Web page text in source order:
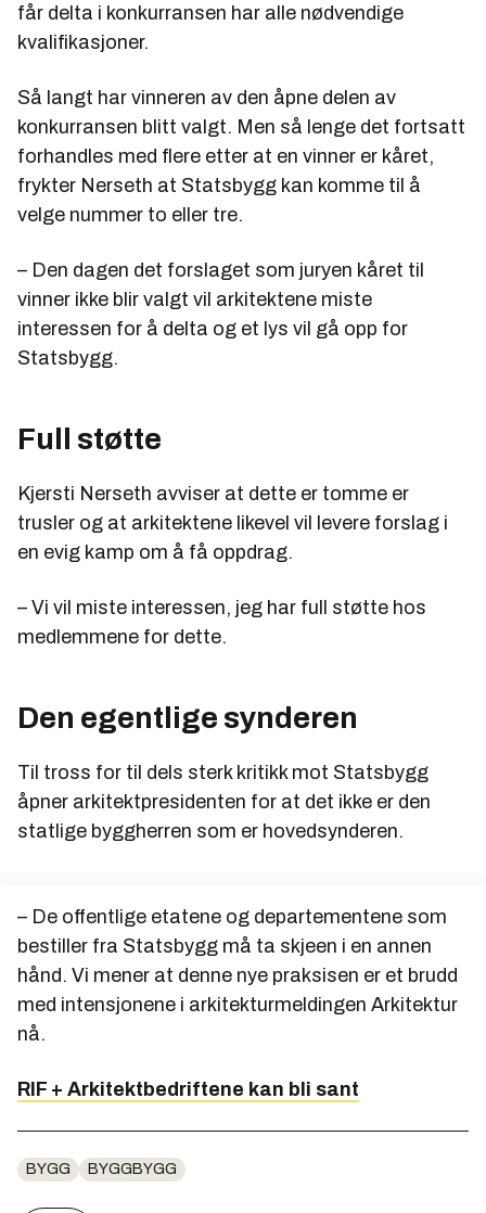
får delta i konkurransen har alle nødvendige
kvalifikasjoner.
Så langt har vinneren av den åpne delen av
konkurransen blitt valgt. Men så lenge det fortsatt
forhandles med flere etter at en vinner er kåret,
frykter Nerseth at Statsbygg kan komme til å
velge nummer to eller tre.
– Den dagen det forslaget som juryen kåret til
vinner ikke blir valgt vil arkitektene miste
interessen for å delta og et lys vil gå opp for
Statsbygg.
Full støtte
Kjersti Nerseth avviser at dette er tomme er
trusler og at arkitektene likevel vil levere forslag i
en evig kamp om å få oppdrag.
– Vi vil miste interessen, jeg har full støtte hos
medlemmene for dette.
Den egentlige synderen
Til tross for til dels sterk kritikk mot Statsbygg
åpner arkitektpresidenten for at det ikke er den
statlige byggherren som er hovedsynderen.
– De offentlige etatene og departementene som
bestiller fra Statsbygg må ta skjeen i en annen
hånd. Vi mener at denne nye praksisen er et brudd
med intensjonene i arkitekturmeldingen Arkitektur
nå.
RIF + Arkitektbedriftene kan bli sant
BYGG BYGGBYGG